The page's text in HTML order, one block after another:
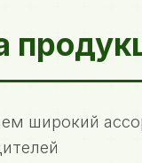
широкий